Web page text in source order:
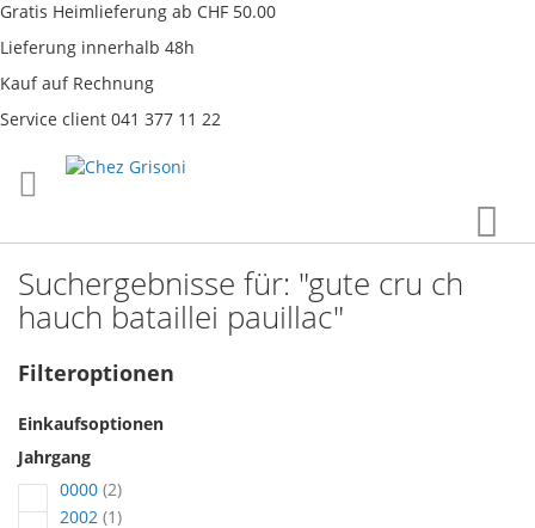
Gratis Heimlieferung ab CHF 50.00
Lieferung innerhalb 48h
Kauf auf Rechnung
Service client 041 377 11 22
Inhalt
Suchergebnisse für: "gute cru ch
hauch bataillei pauillac"
Filteroptionen
Einkaufsoptionen
Jahrgang
0000 2Artikel
2002 1Artikel